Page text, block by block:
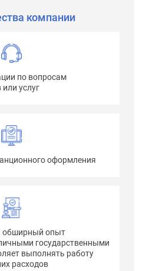
компании
по вопросам
услуг
оформления
обширный опыт
государственными
выполнять работу
расходов